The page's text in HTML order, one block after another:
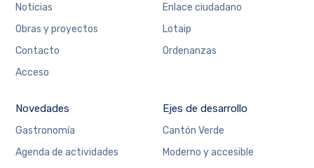
Noticias
Obras y proyectos
Contacto
Acceso
Enlace ciudadano
Lotaip
Ordenanzas
Novedades
Gastronomía
Agenda de actividades
Ejes de desarrollo
Cantón Verde
Moderno y accesible